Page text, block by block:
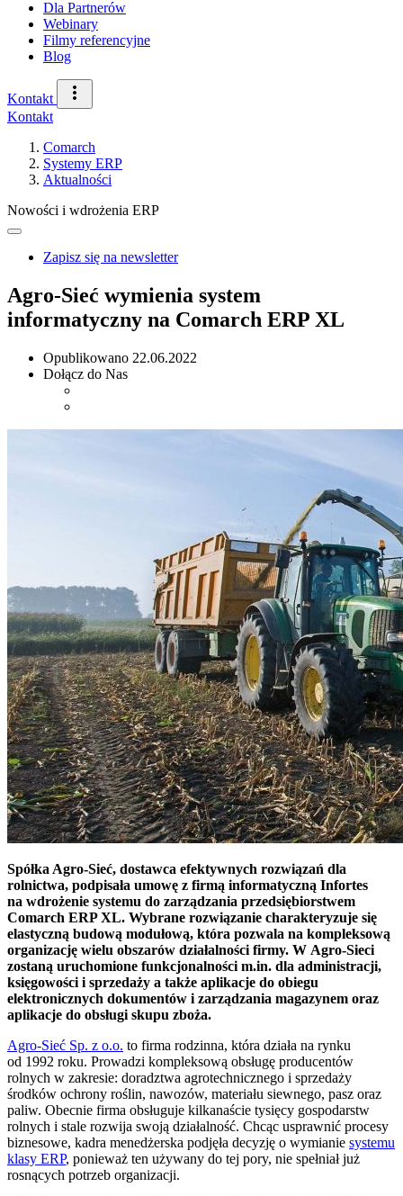
Dla Partnerów
Webinary
Filmy referencyjne
Blog
Kontakt
Kontakt
Comarch
Systemy ERP
Aktualności
Nowości i wdrożenia ERP
Zapisz się na newsletter
Agro-Sieć wymienia system
informatyczny na Comarch ERP XL
Opublikowano 22.06.2022
Dołącz do Nas
Spółka Agro-Sieć, dostawca efektywnych rozwiązań dla
rolnictwa, podpisała umowę z firmą informatyczną Infortes
na wdrożenie systemu do zarządzania przedsiębiorstwem
Comarch ERP XL. Wybrane rozwiązanie charakteryzuje się
elastyczną budową modułową, która pozwala na kompleksową
organizację wielu obszarów działalności firmy. W Agro-Sieci
zostaną uruchomione funkcjonalności m.in. dla administracji,
księgowości i sprzedaży a także aplikacje do obiegu
elektronicznych dokumentów i zarządzania magazynem oraz
aplikacje do obsługi skupu zboża.
Agro-Sieć Sp. z o.o. to firma rodzinna, która działa na rynku
od 1992 roku. Prowadzi kompleksową obsługę producentów
rolnych w zakresie: doradztwa agrotechnicznego i sprzedaży
środków ochrony roślin, nawozów, materiału siewnego, pasz oraz
paliw. Obecnie firma obsługuje kilkanaście tysięcy gospodarstw
rolnych i stale rozwija swoją działalność. Chcąc usprawnić procesy
biznesowe, kadra menedżerska podjęła decyzję o wymianie systemu
klasy ERP, ponieważ ten używany do tej pory, nie spełniał już
rosnących potrzeb organizacji.